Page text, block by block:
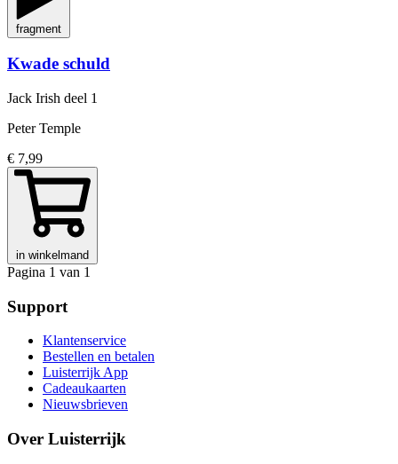
fragment
Kwade schuld
Jack Irish deel 1
Peter Temple
€ 7,99
in winkelmand
Pagina 1 van 1
Support
Klantenservice
Bestellen en betalen
Luisterrijk App
Cadeaukaarten
Nieuwsbrieven
Over Luisterrijk